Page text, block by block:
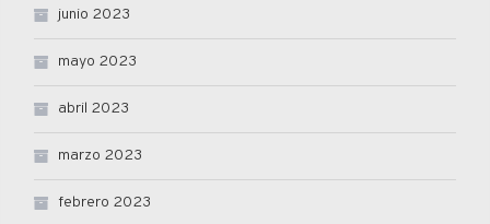
junio 2023
mayo 2023
abril 2023
marzo 2023
febrero 2023